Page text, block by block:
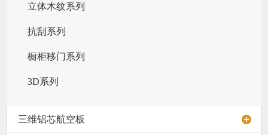
立体木纹系列
抗刮系列
橱柜移门系列
3D系列
三维铝芯航空板